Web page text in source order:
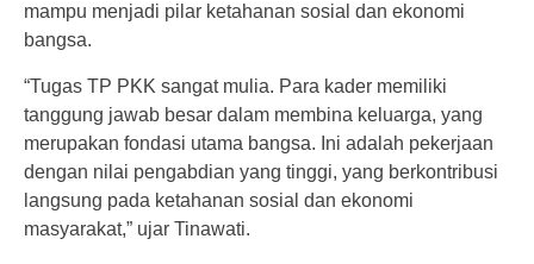
mampu menjadi pilar ketahanan sosial dan ekonomi
bangsa.
“Tugas TP PKK sangat mulia. Para kader memiliki
tanggung jawab besar dalam membina keluarga, yang
merupakan fondasi utama bangsa. Ini adalah pekerjaan
dengan nilai pengabdian yang tinggi, yang berkontribusi
langsung pada ketahanan sosial dan ekonomi
masyarakat,” ujar Tinawati.